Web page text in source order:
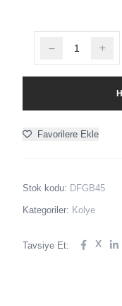
Favorilere Ekle
Stok kodu: DFGB45
Kategoriler: Kolye
Tavsiye Et: X